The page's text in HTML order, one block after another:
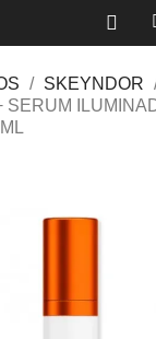
SKEYNDOR
SERUM